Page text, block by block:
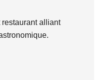
restaurant alliant